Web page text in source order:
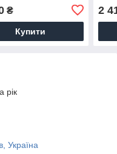
₴
Купити
2
рік
Україна